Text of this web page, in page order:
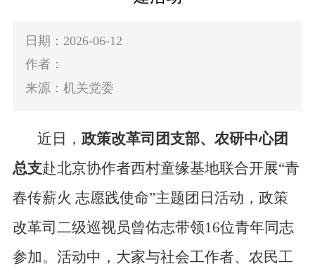
日期：2026-06-12
作者：
来源：机关党委
近日， 政策改革司团支部、农研中心团
总支赴北京协作者西村童缘基地联合开展“青
春传薪火 志愿践使命”主题团日活动，政策
改革司二级巡视员曾佑志带领16位青年同志
参加。活动中，大家与社会工作者、 农民工